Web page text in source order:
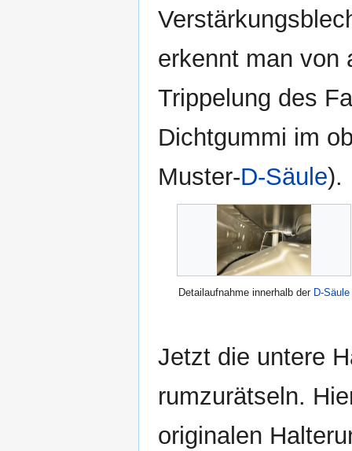
erkennt man von
Trippelung des
Dichtgummi im
Muster-D-Säule).
Detailaufnahme innerhalb der D-Säule
Jetzt die untere
rumzurätseln.
originalen